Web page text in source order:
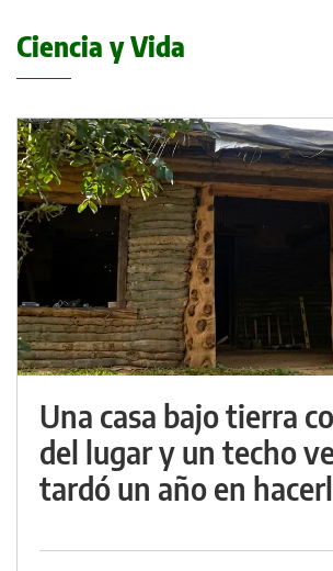
Ciencia y Vida
Una casa bajo tierra
del lugar y un techo
tardó un año en